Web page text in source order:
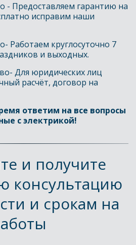
- Предоставляем гарантию на
исправим наши
Работаем круглосуточно 7
и выходных.
Для юридических лиц
расчёт, договор на
ответим на все вопросы
с электрикой!
и получите
консультацию
и срокам на